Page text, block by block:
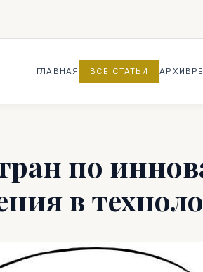
ГЛАВНАЯ ВСЕ СТАТЬИ АРХИВ
по
в